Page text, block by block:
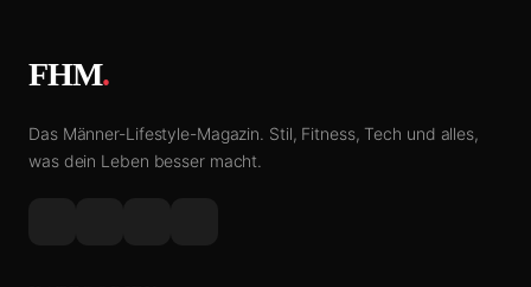
FHM.
Das Männer-Lifestyle-Magazin. Stil, Fitness, Tech und alles,
was dein Leben besser macht.